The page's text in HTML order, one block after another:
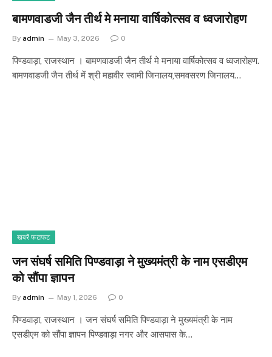
बामणवाडजी जैन तीर्थ मे मनाया वार्षिकोत्सव व ध्वजारोहण
By admin May 3, 2026 0
पिण्डवाड़ा, राजस्थान । बामणवाडजी जैन तीर्थ मे मनाया वार्षिकोत्सव व ध्वजारोहण.
बामणवाडजी जैन तीर्थ में श्री महावीर स्वामी जिनालय,समवसरण जिनालय…
खबरें फटाफट
जन संघर्ष समिति पिण्डवाड़ा ने मुख्यमंत्री के नाम एसडीएम
को सौंपा ज्ञापन
By admin May 1, 2026 0
पिण्डवाड़ा, राजस्थान । जन संघर्ष समिति पिण्डवाड़ा ने मुख्यमंत्री के नाम
एसडीएम को सौंपा ज्ञापन पिण्डवाड़ा नगर और आसपास के…